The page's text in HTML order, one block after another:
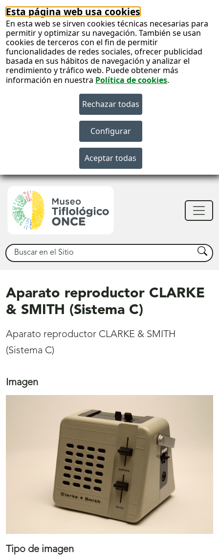
Esta página web usa cookies
En esta web se sirven cookies técnicas necesarias para
permitir y optimizar su navegación. También se usan
cookies de terceros con el fin de permitir
funcionalidades de redes sociales, ofrecer publicidad
basada en sus hábitos de navegación y analizar el
rendimiento y tráfico web. Puede obtener más
información en nuestra Política de cookies.
Buscar Buscar
Aparato reproductor CLARKE
& SMITH (Sistema C)
Aparato reproductor CLARKE & SMITH
(Sistema C)
Imagen
Tipo de imagen